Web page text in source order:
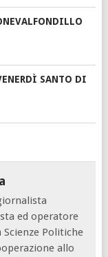
SANTO DI
ed operatore
Politiche
allo